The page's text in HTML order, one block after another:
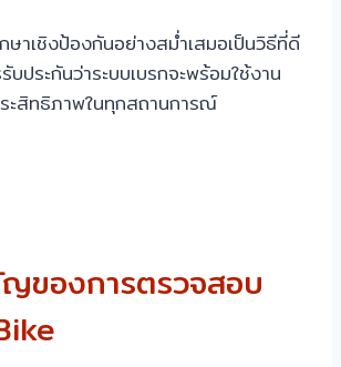
ษาเชิงป้องกันอย่างสม่ำเสมอเป็นวิธีที่ดี
บประกันว่าระบบเบรกจะพร้อมใช้งาน
ะสิทธิภาพในทุกสถานการณ์
ของการตรวจสอบ